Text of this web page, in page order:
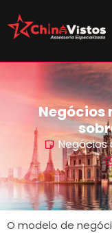
Negócios
Negócios
O modelo de